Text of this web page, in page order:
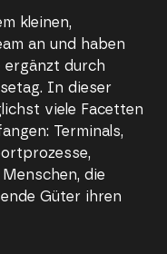
kleinen,
an und haben
ergänzt durch
In dieser
viele Facetten
Terminals,
die
Güter ihren